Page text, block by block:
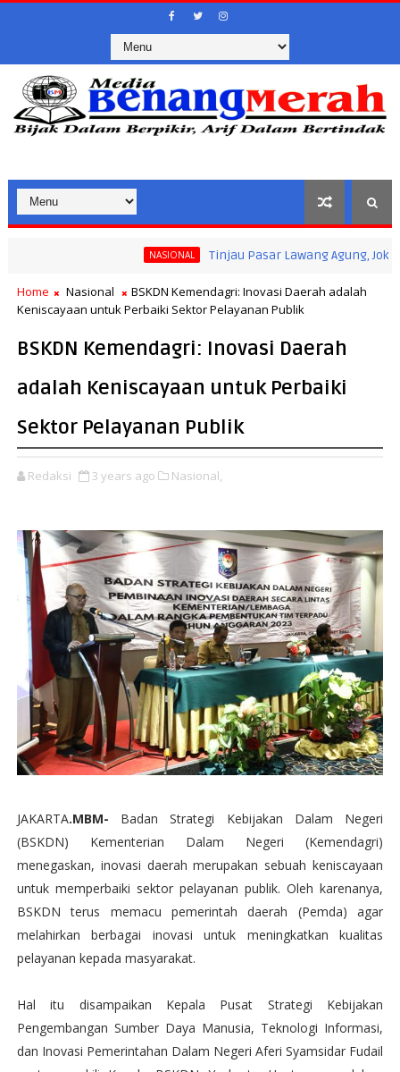
Tinjau Pasar Lawang Agung, Jokowi
Kegiatan Masyarakat Saat Ramadan
Home Nasional
BSKDN Kemendagri: Inovasi Daerah adalah
Keniscayaan untuk Perbaiki Sektor Pelayanan Publik
BSKDN Kemendagri: Inovasi Daerah
adalah Keniscayaan untuk Perbaiki
Sektor Pelayanan Publik
Redaksi 3 years ago Nasional,
JAKARTA.MBM- Badan Strategi Kebijakan Dalam Negeri
(BSKDN) Kementerian Dalam Negeri (Kemendagri)
menegaskan, inovasi daerah merupakan sebuah keniscayaan
untuk memperbaiki sektor pelayanan publik. Oleh karenanya,
BSKDN terus memacu pemerintah daerah (Pemda) agar
melahirkan berbagai inovasi untuk meningkatkan kualitas
pelayanan kepada masyarakat.
Hal itu disampaikan Kepala Pusat Strategi Kebijakan
Pengembangan Sumber Daya Manusia, Teknologi Informasi,
dan Inovasi Pemerintahan Dalam Negeri Aferi Syamsidar Fudail